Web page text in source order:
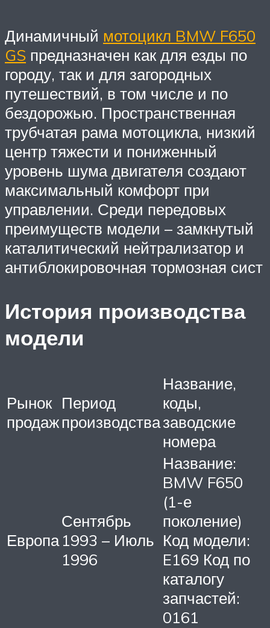
Динамичный мотоцикл BMW F650
GS предназначен как для езды по
городу, так и для загородных
путешествий, в том числе и по
бездорожью. Пространственная
трубчатая рама мотоцикла, низкий
центр тяжести и пониженный
уровень шума двигателя создают
максимальный комфорт при
управлении. Среди передовых
преимуществ модели – замкнутый
каталитический нейтрализатор и
антиблокировочная тормозная сист
История производства
модели
Рынок
продаж
Период
производства
Название,
коды,
заводские
номера
Европа
Сентябрь
1993 – Июль
1996
Название:
BMW F650
(1-е
поколение)
Код модели:
E169 Код по
каталогу
запчастей:
0161